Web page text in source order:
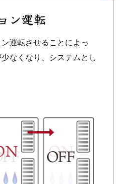
ン運転
運転させることによっ
なくなり、システムとし